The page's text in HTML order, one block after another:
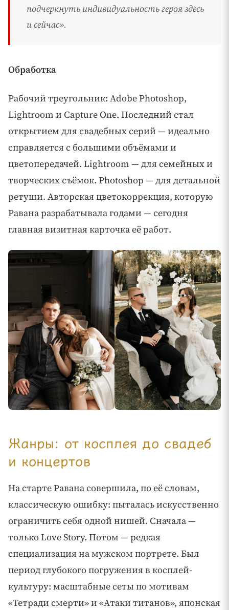
подчеркнуть индивидуальность героя здесь
и сейчас».
Обработка
Рабочий треугольник: Adobe Photoshop,
Lightroom и Capture One. Последний стал
открытием для свадебных серий — идеально
справляется с большими объёмами и
цветопередачей. Lightroom — для семейных и
творческих съёмок. Photoshop — для детальной
ретуши. Авторская цветокоррекция, которую
Равана разрабатывала годами — сегодня
главная визитная карточка её работ.
Жанры: от косплея до свадеб
и концертов
На старте Равана совершила, по её словам,
классическую ошибку: пыталась искусственно
ограничить себя одной нишей. Сначала —
только Love Story. Потом — редкая
специализация на мужском портрете. Был
период глубокого погружения в косплей-
культуру: масштабные сеты по мотивам
«Тетради смерти» и «Атаки титанов», японская